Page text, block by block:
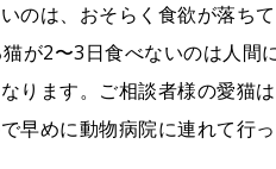
のは、おそらく食欲が落ち
が2〜3日食べないのは人間
ります。ご相談者様の愛猫
早めに動物病院に連れて行っ